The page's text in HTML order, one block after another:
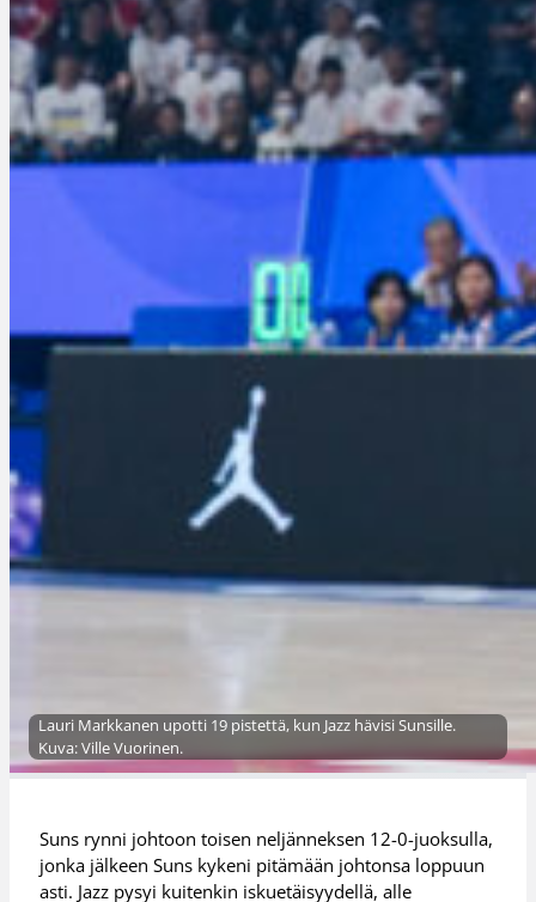
Lauri Markkanen upotti 19 pistettä, kun Jazz hävisi Sunsille.
Kuva: Ville Vuorinen.
Suns rynni johtoon toisen neljänneksen 12-0-juoksulla,
jonka jälkeen Suns kykeni pitämään johtonsa loppuun
asti. Jazz pysyi kuitenkin iskuetäisyydellä, alle